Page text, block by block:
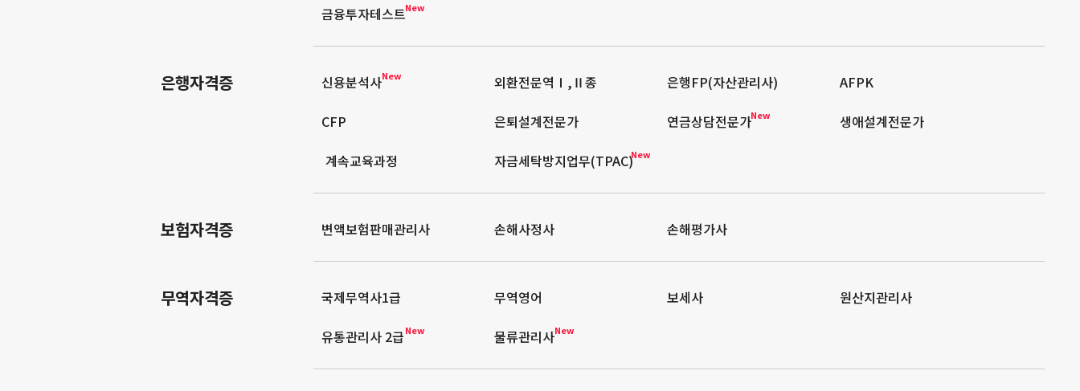
금융투자테스트New
은행자격증 신용분석사New 외환전문역Ⅰ,Ⅱ종 은행FP(자산관리사) AFPK
CFP 은퇴설계전문가 연금상담전문가New 생애설계전문가
계속교육과정 자금세탁방지업무(TPAC)New
보험자격증 변액보험판매관리사 손해사정사 손해평가사
무역자격증 국제무역사1급 무역영어 보세사 원산지관리사
유통관리사 2급New 물류관리사New